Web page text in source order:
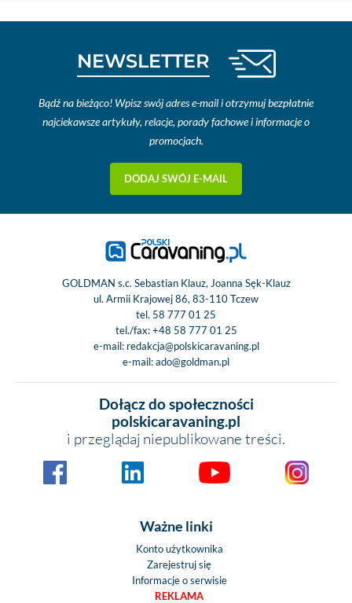
NEWSLETTER
Bądź na bieżąco! Wpisz swój adres e-mail i otrzymuj bezpłatnie
najciekawsze artykuły, relacje, porady fachowe i informacje o
promocjach.
DODAJ SWÓJ E-MAIL
GOLDMAN s.c. Sebastian Klauz, Joanna Sęk-Klauz
ul. Armii Krajowej 86, 83-110 Tczew
tel. 58 777 01 25
tel./fax:+48 58 777 01 25
e-mail: redakcja@polskicaravaning.pl
e-mail:ado@goldman.pl
Dołącz do społeczności
polskicaravaning.pl
i przeglądaj niepublikowane treści.
Ważne linki
Konto użytkownika
Zarejestruj się
Informacje o serwisie
REKLAMA